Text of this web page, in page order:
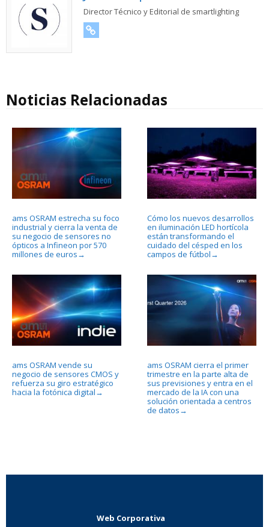
Director Técnico y Editorial de smartlighting
Noticias Relacionadas
ams OSRAM estrecha su foco
industrial y cierra la venta de
su negocio de sensores no
ópticos a Infineon por 570
millones de euros →
Cómo los nuevos desarrollos
en iluminación LED hortícola
están transformando el
cuidado del césped en los
campos de fútbol →
ams OSRAM vende su
negocio de sensores CMOS y
refuerza su giro estratégico
hacia la fotónica digital →
ams OSRAM cierra el primer
trimestre en la parte alta de
sus previsiones y entra en el
mercado de la IA con una
solución orientada a centros
de datos →
Web Corporativa